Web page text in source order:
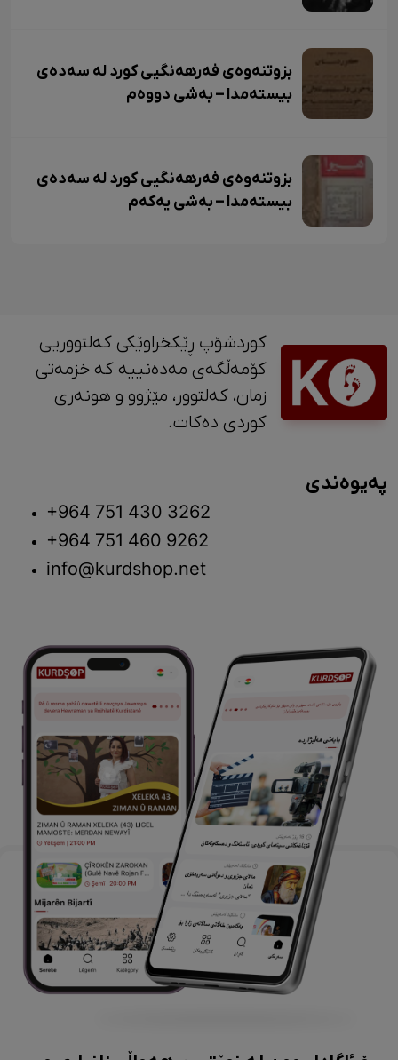
بزوتنەوەی فەرهەنگیی کورد لە سەدەی
بیستەمدا – بەشی دووەم
بزوتنەوەی فەرهەنگیی کورد لە سەدەی
بیستەمدا – بەشی یەکەم
کوردشۆپ ڕێکخراوێکی کەلتووریی
کۆمەڵگەی مەدەنییە کە خزمەتی
زمان، کەلتوور، مێژوو و ‎هونەری
کوردی دەکات.
پەیوەندی
+964 751 430 3262
+964 751 460 9262
info@kurdshop.net